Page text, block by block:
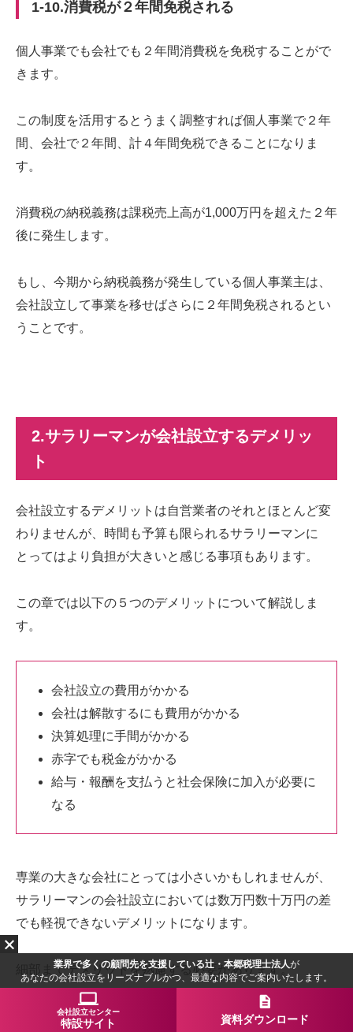
1-10.消費税が２年間免税される
個人事業でも会社でも２年間消費税を免税することがで
きます。
この制度を活用するとうまく調整すれば個人事業で２年
間、会社で２年間、計４年間免税できることになりま
す。
消費税の納税義務は課税売上高が1,000万円を超えた２年
後に発生します。
もし、今期から納税義務が発生している個人事業主は、
会社設立して事業を移せばさらに２年間免税されるとい
うことです。
2.サラリーマンが会社設立するデメリッ
ト
会社設立するデメリットは自営業者のそれとほとんど変
わりませんが、時間も予算も限られるサラリーマンに
とってはより負担が大きいと感じる事項もあります。
この章では以下の５つのデメリットについて解説しま
す。
会社設立の費用がかかる
会社は解散するにも費用がかかる
決算処理に手間がかかる
赤字でも税金がかかる
給与・報酬を支払うと社会保険に加入が必要に
なる
専業の大きな会社にとっては小さいかもしれませんが、
サラリーマンの会社設立においては数万円数十万円の差
でも軽視できないデメリットになります。
細部までデメリットを熟慮する必要があります。
2-1.会社設立の費用がかかる
業界で多くの顧問先を支援している辻・本郷税理士法人が
あなたの会社設立をリーズナブルかつ、最適な内容でご案内いたします。
会社設立センター
特設サイト 資料ダウンロード